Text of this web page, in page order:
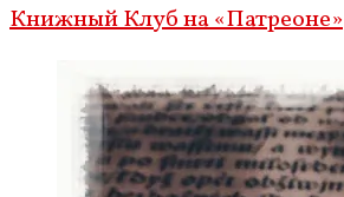
Книжный Клуб на «Патреоне»